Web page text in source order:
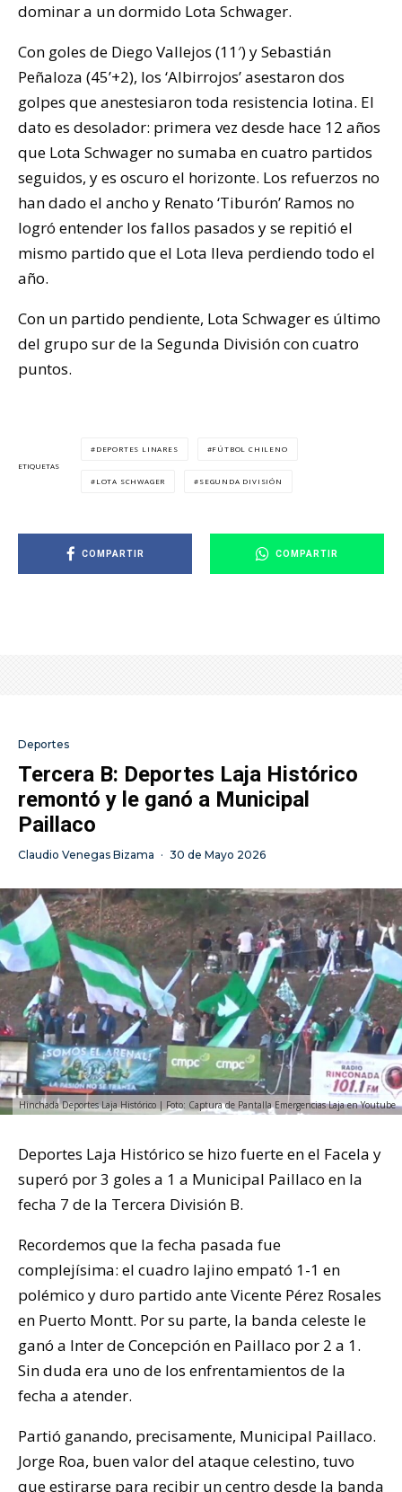
dominar a un dormido Lota Schwager.
Con goles de Diego Vallejos (11′) y Sebastián
Peñaloza (45’+2), los ‘Albirrojos’ asestaron dos
golpes que anestesiaron toda resistencia lotina. El
dato es desolador: primera vez desde hace 12 años
que Lota Schwager no sumaba en cuatro partidos
seguidos, y es oscuro el horizonte. Los refuerzos no
han dado el ancho y Renato ‘Tiburón’ Ramos no
logró entender los fallos pasados y se repitió el
mismo partido que el Lota lleva perdiendo todo el
año.
Con un partido pendiente, Lota Schwager es último
del grupo sur de la Segunda División con cuatro
puntos.
ETIQUETAS
DEPORTES LINARES FÚTBOL CHILENO
LOTA SCHWAGER SEGUNDA DIVISIÓN
COMPARTIR COMPARTIR
Deportes
Tercera B: Deportes Laja Histórico
remontó y le ganó a Municipal
Paillaco
Claudio Venegas Bizama · 30 de Mayo 2026
Hinchada Deportes Laja Histórico | Foto: Captura de Pantalla Emergencias Laja en Youtube
Deportes Laja Histórico se hizo fuerte en el Facela y
superó por 3 goles a 1 a Municipal Paillaco en la
fecha 7 de la Tercera División B.
Recordemos que la fecha pasada fue
complejísima: el cuadro lajino empató 1-1 en
polémico y duro partido ante Vicente Pérez Rosales
en Puerto Montt. Por su parte, la banda celeste le
ganó a Inter de Concepción en Paillaco por 2 a 1.
Sin duda era uno de los enfrentamientos de la
fecha a atender.
Partió ganando, precisamente, Municipal Paillaco.
Jorge Roa, buen valor del ataque celestino, tuvo
que estirarse para recibir un centro desde la banda